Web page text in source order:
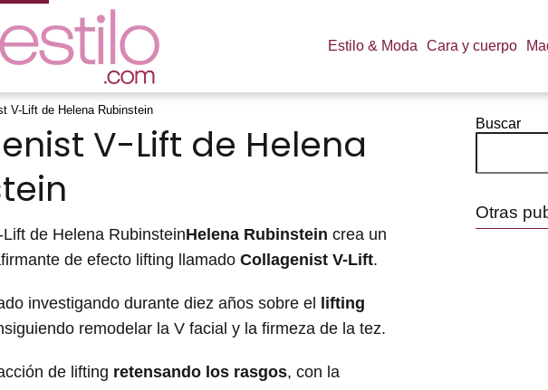
Estilo & Moda Cara y cuerpo
V-Lift de Helena Rubinstein
V-Lift de Helena
Helena Rubinstein crea un
de efecto lifting llamado Collagenist V-Lift.
investigando durante diez años sobre el
lifting
remodelar la V facial y la firmeza de la tez.
de lifting retensando los rasgos, con la
Buscar
Otras